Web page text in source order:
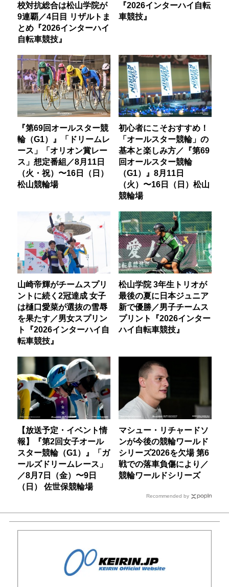
校対抗総合は松山学院が
9連覇／4日目 リザルトま
とめ『2026インターハイ
自転車競技』
『2026インターハイ自転
車競技』
『第69回オールスター競
輪（G1）』「ドリームレ
ース」「オリオン賞レー
ス」想定番組／8月11日
（火・祝）〜16日（日）
松山競輪場
初心者にこそおすすめ！
「オールスター競輪」の
基本と楽しみ方／『第69
回オールスター競輪
（G1）』8月11日
（火）〜16日（日）松山
競輪場
山崎帝輝がチームスプリ
ントに続く2冠達成 女子
は樋口愛菜が選抜の雪辱
を果たす／男女スプリン
ト『2026インターハイ自
転車競技』
松山学院 3年生トリオが
最後の夏に日本ジュニア
新で優勝／男子チームス
プリント『2026インター
ハイ自転車競技』
【放送予定・イベント情
報】『第2回女子オール
スター競輪（G1）』「ガ
ールズドリームレース」
／8月7日（金）〜9日
（日） 佐世保競輪場
マシュー・リチャードソ
ンが今後の競輪ワールド
シリーズ2026を欠場 第6
戦での落車負傷により／
競輪ワールドシリーズ
Recommended by